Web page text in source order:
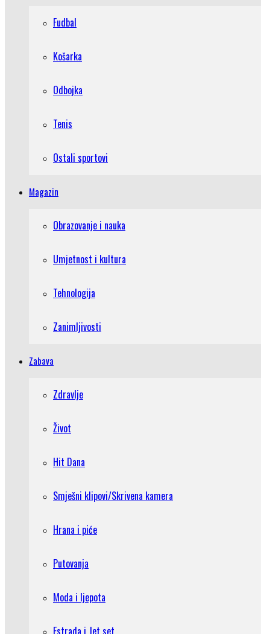
Fudbal
Košarka
Odbojka
Tenis
Ostali sportovi
Magazin
Obrazovanje i nauka
Umjetnost i kultura
Tehnologija
Zanimljivosti
Zabava
Zdravlje
Život
Hit Dana
Smješni klipovi/Skrivena kamera
Hrana i piće
Putovanja
Moda i ljepota
Estrada i Jet set